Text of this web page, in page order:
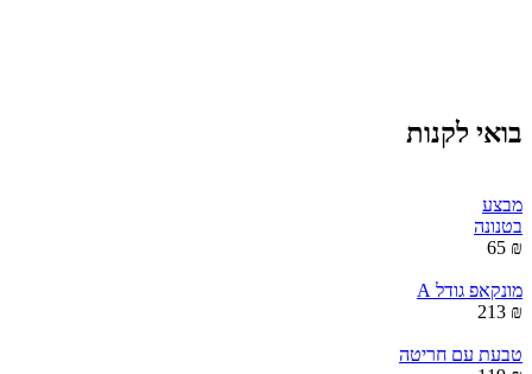
בואי לקנות
מבצע
בטנונה
₪ 65
מונקאפ גודל A
₪ 213
טבעת עם חריטה